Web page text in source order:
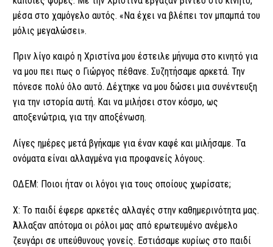
μέσα στο χαμόγελο αυτός. «Να έχει να βλέπει τον μπαμπά του
μόλις μεγαλώσει».
Πριν λίγο καιρό η Χριστίνα μου έστειλε μήνυμα στο κινητό για
να μου πει πως ο Γιώργος πέθανε. Συζητήσαμε αρκετά. Την
πόνεσε πολύ όλο αυτό. Δέχτηκε να μου δώσει μια συνέντευξη
για την ιστορία αυτή. Και να μιλήσει στον κόσμο, ως
αποξενώτρια, για την αποξένωση.
Λίγες ημέρες μετά βγήκαμε για έναν καφέ και μιλήσαμε. Τα
ονόματα είναι αλλαγμένα για προφανείς λόγους.
ΟΔΕΜ: Ποιοι ήταν οι λόγοι για τους οποίους χωρίσατε;
Χ: Το παιδί έφερε αρκετές αλλαγές στην καθημερινότητα μας.
Άλλαξαν απότομα οι ρόλοι μας από ερωτευμένο ανέμελο
ζευγάρι σε υπεύθυνους γονείς. Εστιάσαμε κυρίως στο παιδί